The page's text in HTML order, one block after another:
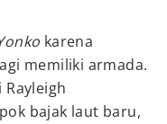
karena
memiliki armada.
bajak laut baru,